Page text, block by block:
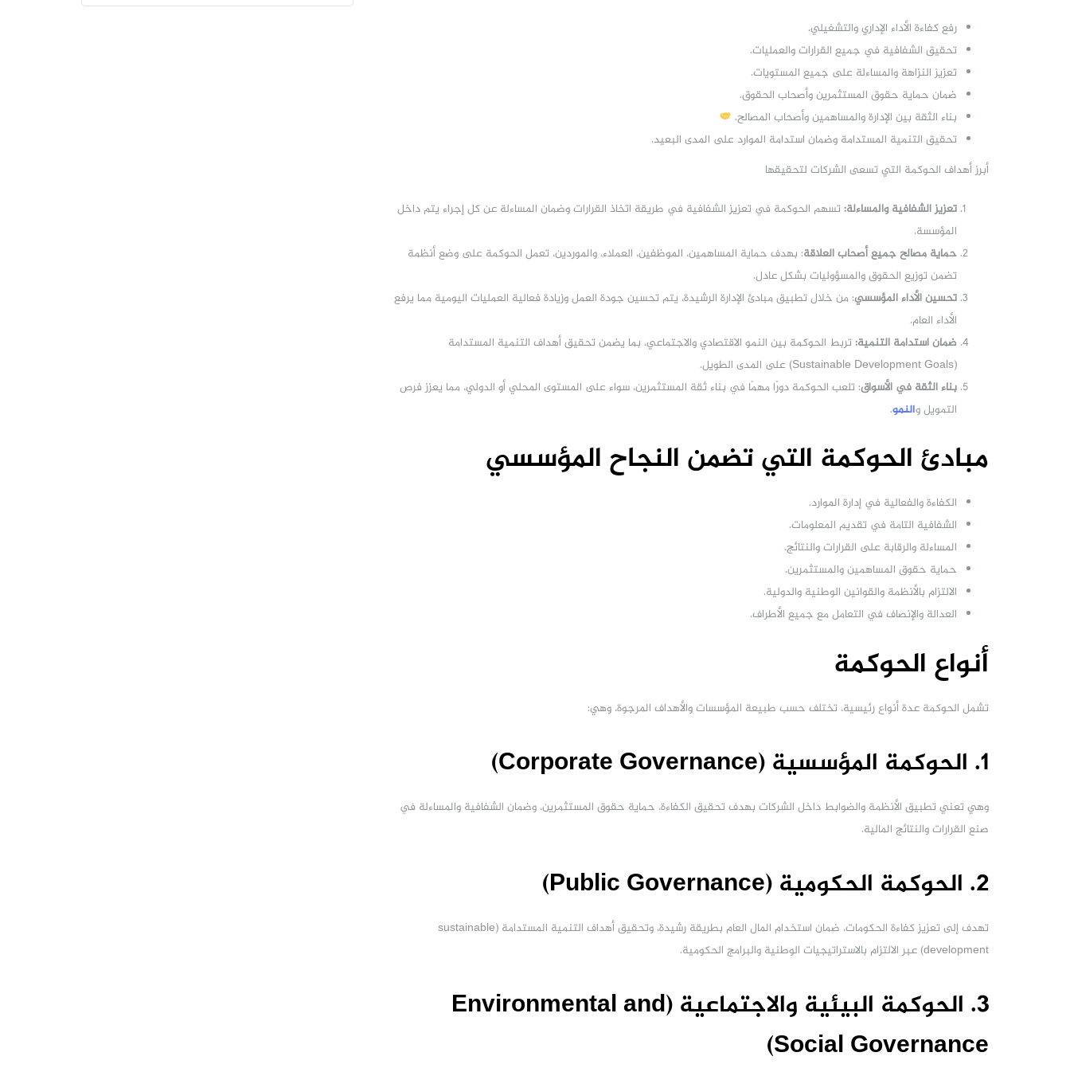
رفع كفاءة الأداء الإداري والتشغيلي.
تحقيق الشفافية في جميع القرارات والعمليات.
تعزيز النزاهة والمساءلة على جميع المستويات.
ضمان حماية حقوق المستثمرين وأصحاب الحقوق.
بناء الثقة بين الإدارة والمساهمين وأصحاب المصالح.
تحقيق التنمية المستدامة وضمان استدامة الموارد على المدى البعيد.
أبرز أهداف الحوكمة التي تسعى الشركات لتحقيقها
تعزيز الشفافية والمساءلة: تسهم الحوكمة في تعزيز الشفافية في طريقة اتخاذ القرارات وضمان المساءلة عن كل إجراء يتم داخل
المؤسسة.
حماية مصالح جميع أصحاب العلاقة: بهدف حماية المساهمين، الموظفين، العملاء، والموردين، تعمل الحوكمة على وضع أنظمة
تضمن توزيع الحقوق والمسؤوليات بشكل عادل.
تحسين الأداء المؤسسي: من خلال تطبيق مبادئ الإدارة الرشيدة، يتم تحسين جودة العمل وزيادة فعالية العمليات اليومية مما يرفع
الأداء العام.
ضمان استدامة التنمية: تربط الحوكمة بين النمو الاقتصادي والاجتماعي، بما يضمن تحقيق أهداف التنمية المستدامة
(Sustainable Development Goals) على المدى الطويل.
بناء الثقة في الأسواق: تلعب الحوكمة دورًا مهمًا في بناء ثقة المستثمرين، سواء على المستوى المحلي أو الدولي، مما يعزز فرص
التمويل والنمو.
مبادئ الحوكمة التي تضمن النجاح المؤسسي
الكفاءة والفعالية في إدارة الموارد.
الشفافية التامة في تقديم المعلومات.
المساءلة والرقابة على القرارات والنتائج.
حماية حقوق المساهمين والمستثمرين.
الالتزام بالأنظمة والقوانين الوطنية والدولية.
العدالة والإنصاف في التعامل مع جميع الأطراف.
أنواع الحوكمة
تشمل الحوكمة عدة أنواع رئيسية، تختلف حسب طبيعة المؤسسات والأهداف المرجوة، وهي:
1. الحوكمة المؤسسية (Corporate Governance)
وهي تعني تطبيق الأنظمة والضوابط داخل الشركات بهدف تحقيق الكفاءة، حماية حقوق المستثمرين، وضمان الشفافية والمساءلة في
صنع القرارات والنتائج المالية.
2. الحوكمة الحكومية (Public Governance)
تهدف إلى تعزيز كفاءة الحكومات، ضمان استخدام المال العام بطريقة رشيدة، وتحقيق أهداف التنمية المستدامة (sustainable
development) عبر الالتزام بالاستراتيجيات الوطنية والبرامج الحكومية.
3. الحوكمة البيئية والاجتماعية (Environmental and
Social Governance)